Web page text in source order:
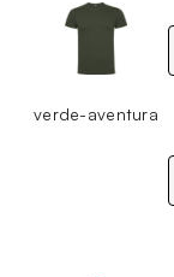
verde-aventura